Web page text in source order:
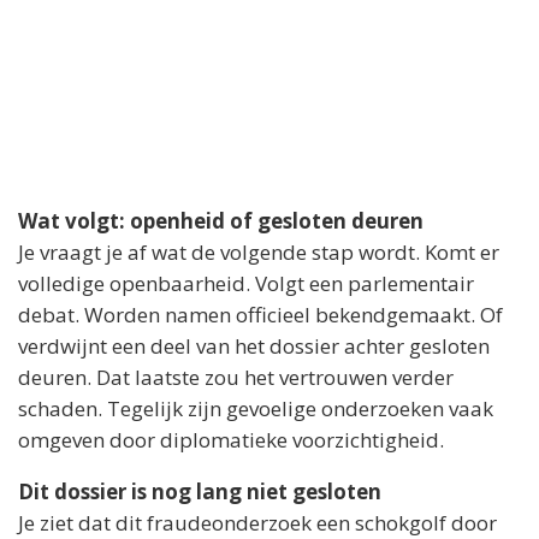
Wat volgt: openheid of gesloten deuren
Je vraagt je af wat de volgende stap wordt. Komt er
volledige openbaarheid. Volgt een parlementair
debat. Worden namen officieel bekendgemaakt. Of
verdwijnt een deel van het dossier achter gesloten
deuren. Dat laatste zou het vertrouwen verder
schaden. Tegelijk zijn gevoelige onderzoeken vaak
omgeven door diplomatieke voorzichtigheid.
Dit dossier is nog lang niet gesloten
Je ziet dat dit fraudeonderzoek een schokgolf door